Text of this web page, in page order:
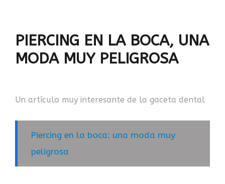
PIERCING EN LA BOCA, UNA
MODA MUY PELIGROSA
Un artículo muy interesante de la gaceta dental
Piercing en la boca: una moda muy
peligrosa